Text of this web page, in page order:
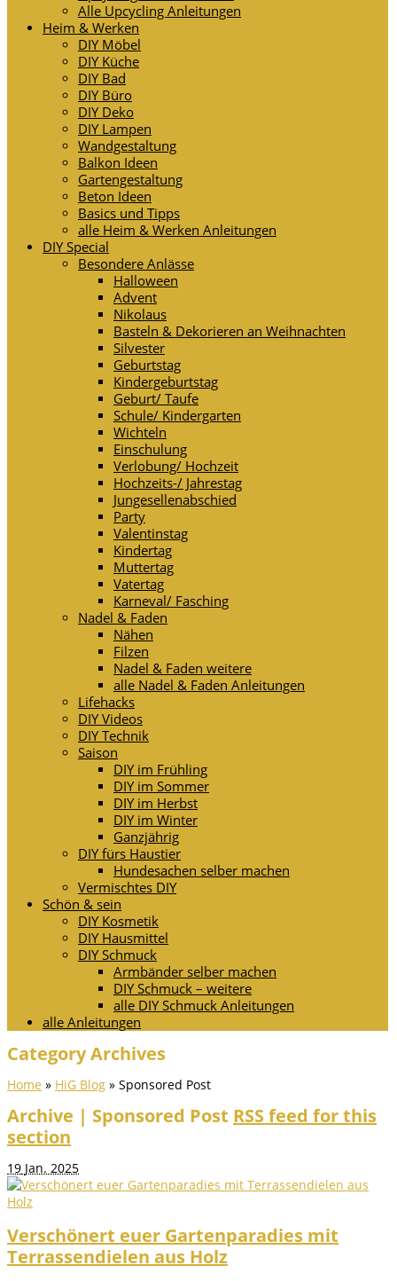
Alle Upcycling Anleitungen
Heim & Werken
DIY Möbel
DIY Küche
DIY Bad
DIY Büro
DIY Deko
DIY Lampen
Wandgestaltung
Balkon Ideen
Gartengestaltung
Beton Ideen
Basics und Tipps
alle Heim & Werken Anleitungen
DIY Special
Besondere Anlässe
Halloween
Advent
Nikolaus
Basteln & Dekorieren an Weihnachten
Silvester
Geburtstag
Kindergeburtstag
Geburt/ Taufe
Schule/ Kindergarten
Wichteln
Einschulung
Verlobung/ Hochzeit
Hochzeits-/ Jahrestag
Jungesellenabschied
Party
Valentinstag
Kindertag
Muttertag
Vatertag
Karneval/ Fasching
Nadel & Faden
Nähen
Filzen
Nadel & Faden weitere
alle Nadel & Faden Anleitungen
Lifehacks
DIY Videos
DIY Technik
Saison
DIY im Frühling
DIY im Sommer
DIY im Herbst
DIY im Winter
Ganzjährig
DIY fürs Haustier
Hundesachen selber machen
Vermischtes DIY
Schön & sein
DIY Kosmetik
DIY Hausmittel
DIY Schmuck
Armbänder selber machen
DIY Schmuck – weitere
alle DIY Schmuck Anleitungen
alle Anleitungen
Category Archives
Home » HiG Blog » Sponsored Post
Archive | Sponsored Post RSS feed for this
section
19 Jan. 2025
Verschönert euer Gartenparadies mit
Terrassendielen aus Holz